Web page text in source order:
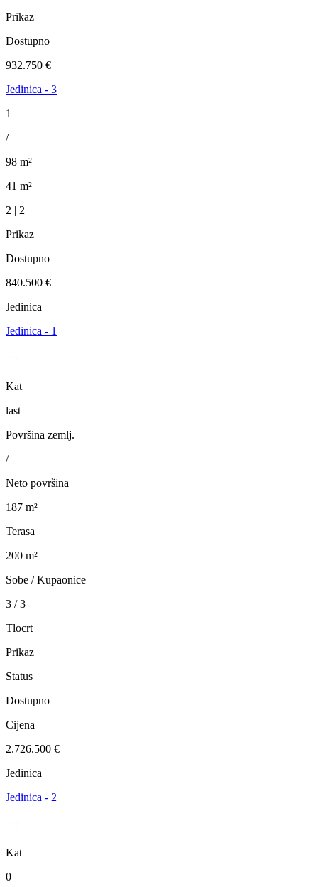
Prikaz
Dostupno
932.750 €
Jedinica - 3
1
/
98 m²
41 m²
2 | 2
Prikaz
Dostupno
840.500 €
Jedinica
Jedinica - 1
Kat
last
Površina zemlj.
/
Neto površina
187 m²
Terasa
200 m²
Sobe / Kupaonice
3 / 3
Tlocrt
Prikaz
Status
Dostupno
Cijena
2.726.500 €
Jedinica
Jedinica - 2
Kat
0